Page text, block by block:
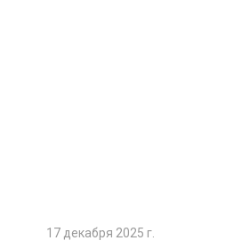
17 декабря 2025 г.